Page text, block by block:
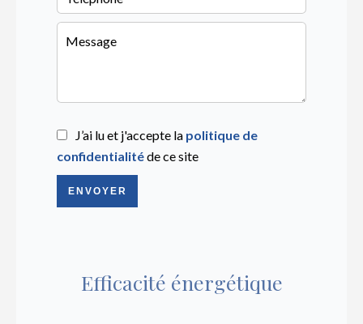
J’ai lu et j'accepte la politique de
confidentialitéde ce site
ENVOYER
Efficacité énergétique